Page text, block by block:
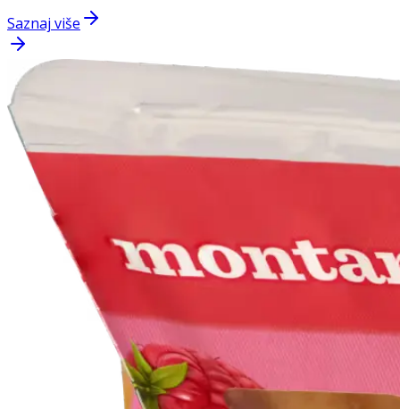
Saznaj više